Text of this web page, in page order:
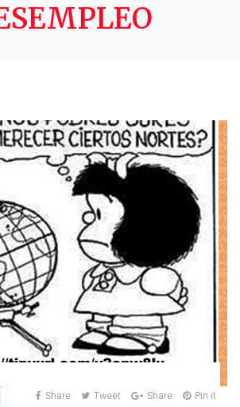
Share Tweet Share Pin it